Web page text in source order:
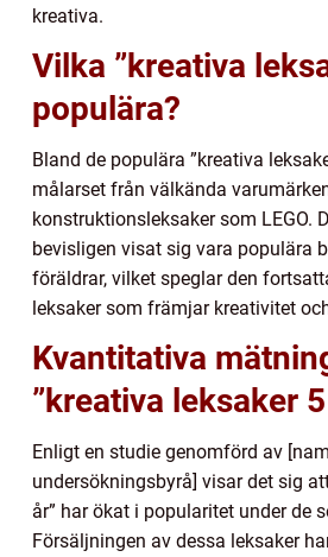
kreativa.
Vilka ”kreativa
populära?
Bland de populära ”kreativa
målarset från välkända
konstruktionsleksaker som LEGO.
bevisligen visat sig vara populära
föräldrar, vilket speglar den
leksaker som främjar kreativitet
Kvantitativa
”kreativa leksaker
Enligt en studie genomförd av
undersökningsbyrå] visar det sig
år” har ökat i popularitet under de
Försäljningen av dessa leksaker